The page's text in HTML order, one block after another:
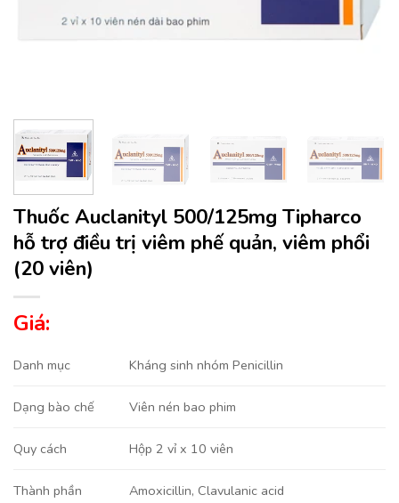
Thuốc Auclanityl 500/125mg Tipharco
hỗ trợ điều trị viêm phế quản, viêm phổi
(20 viên)
Giá:
Danh mục Kháng sinh nhóm Penicillin
Dạng bào chế Viên nén bao phim
Quy cách Hộp 2 vỉ x 10 viên
Thành phần Amoxicillin,Clavulanic acid